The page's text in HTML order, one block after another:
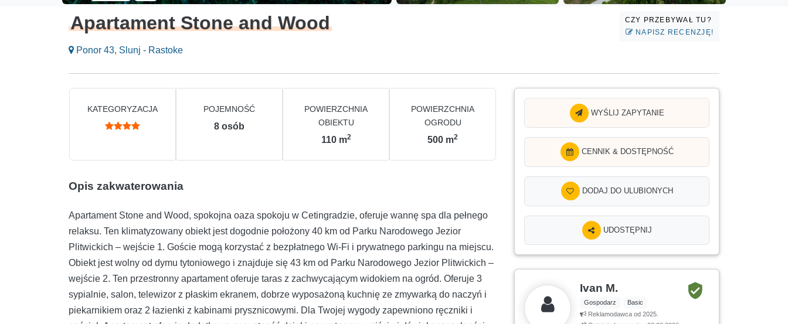
Apartament Stone and Wood
Ponor 43, Slunj - Rastoke
CZY PRZEBYWAŁ TU?
NAPISZ RECENZJĘ!
KATEGORYZACJA POJEMNOŚĆ
8 osób
POWIERZCHNIA
OBIEKTU
110 m2
POWIERZCHNIA
OGRODU
500 m2
Opis zakwaterowania
Apartament Stone and Wood, spokojna oaza spokoju w Cetingradzie, oferuje wannę spa dla pełnego
relaksu. Ten klimatyzowany obiekt jest dogodnie położony 40 km od Parku Narodowego Jezior
Plitwickich – wejście 1. Goście mogą korzystać z bezpłatnego Wi-Fi i prywatnego parkingu na miejscu.
Obiekt jest wolny od dymu tytoniowego i znajduje się 43 km od Parku Narodowego Jezior Plitwickich –
wejście 2. Ten przestronny apartament oferuje taras z zachwycającym widokiem na ogród. Oferuje 3
sypialnie, salon, telewizor z płaskim ekranem, dobrze wyposażoną kuchnię ze zmywarką do naczyń i
piekarnikiem oraz 2 łazienki z kabinami prysznicowymi. Dla Twojej wygody zapewniono ręczniki i
WYŚLIJ ZAPYTANIE
CENNIK & DOSTĘPNOŚĆ
DODAJ DO ULUBIONYCH
UDOSTĘPNIJ
Ivan M.
Gospodarz
Basic
Reklamodawca od 2025.